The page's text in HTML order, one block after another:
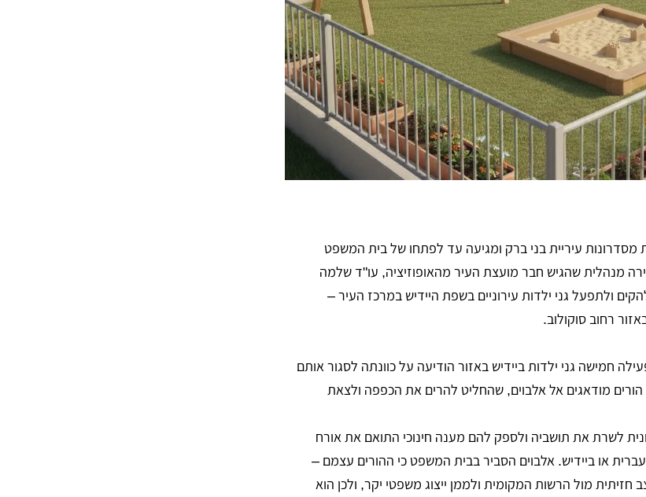
מסדרונות עיריית בני ברק ומגיעה עד לפתחו של בית המשפט
מנהלית שהגיש חבר מועצת העיר מהאופוזיציה, עו"ד שלמה
ולתפעל גני ילדות עירוניים בשפת היידיש במרכז העיר –
רחוב סוקולוב.
גני ילדות ביידיש באזור הודיעה על כוונתה לסגור אותם
מודאגים אל אלבוים, שהחליט להרים את הכפפה ולצאת
לשרת את תושביה ולספק להם מענה חינוכי התואם את אורח
או ביידיש. אלבוים הסביר בבית המשפט כי ההורים עצמם –
חזיתית מול הרשות המקומית ולממן ייצוג משפטי יקר, ולכן הוא